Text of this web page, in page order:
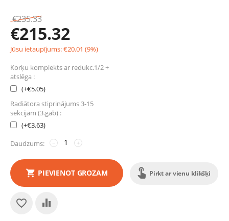
€235.33
€215.32
Jūsu ietaupījums:€20.01 (9%)
Korķu komplekts ar redukc.1/2 +
atslēga :
(+€5.05)
Radiātora stiprinājums 3-15
sekcijam (3.gab) :
(+€3.63)
Daudzums:
+
−
PIEVIENOT GROZAM Pirkt ar vienu klikšķi